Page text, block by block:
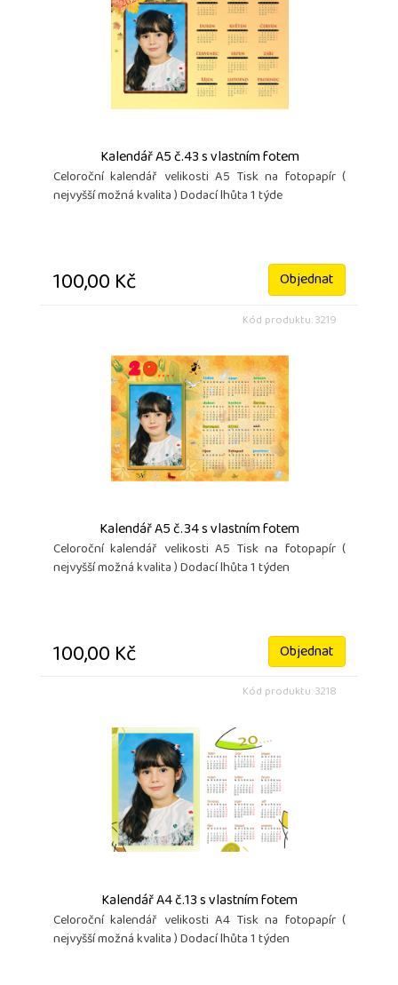
Kalendář A5 č.43 s vlastním fotem
Celoroční kalendář velikosti A5 Tisk na fotopapír (
nejvyšší možná kvalita ) Dodací lhůta 1 týde
100,00 Kč Objednat
Kód produktu: 3219
Kalendář A5 č.34 s vlastním fotem
Celoroční kalendář velikosti A5 Tisk na fotopapír (
nejvyšší možná kvalita ) Dodací lhůta 1 týden
100,00 Kč Objednat
Kód produktu: 3218
Kalendář A4 č.13 s vlastním fotem
Celoroční kalendář velikosti A4 Tisk na fotopapír (
nejvyšší možná kvalita ) Dodací lhůta 1 týden